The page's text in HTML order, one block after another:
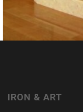
IRON & ART